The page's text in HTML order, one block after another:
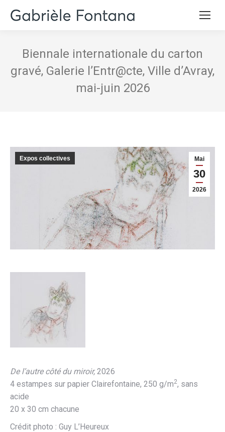
Biennale internationale du carton
gravé, Galerie l’Entr@cte, Ville d’Avray,
mai-juin 2026
Mai
30
2026
Expos collectives
De l’autre côté du miroir, 2026
4 estampes sur papier Clairefontaine, 250 g/m2, sans
acide
20 x 30 cm chacune
Crédit photo : Guy L’Heureux